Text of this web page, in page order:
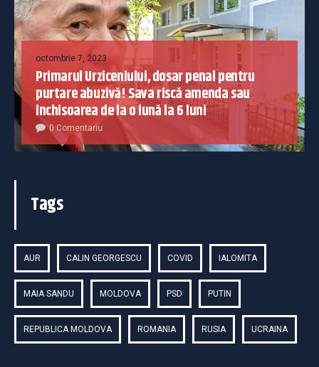
octombrie 7, 2023
Primarul Urziceniului, dosar penal pentru
purtare abuzivă! Sava riscă amenda sau
închisoarea de la o lună la 6 luni
0 Comentariu
Tags
AUR CALIN GEORGESCU COVID IALOMITA
MAIA SANDU MOLDOVA PSD PUTIN
REPUBLICA MOLDOVA ROMANIA RUSIA UCRAINA